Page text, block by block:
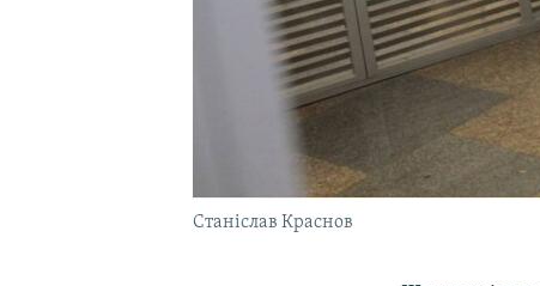
Станіслав Краснов